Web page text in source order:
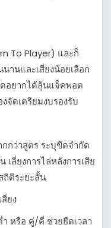
To Player) และก็
านและเสี่ยงน้อยเลือก
ดอยากได้ลุ้นแจ็คพอต
จัดเตรียมงบรองรับ
กกว่าสูตร ระบุขีดจำกัด
ลี่ยงการไล่หลังการเสีย
ถิติระยะสั้น
ยง
หรือ คู่/คี่ ช่วยยืดเวลา